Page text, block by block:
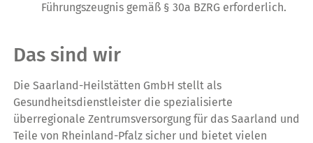
Führungszeugnis gemäß § 30a BZRG erforderlich.
Das sind wir
Die Saarland-Heilstätten GmbH stellt als
Gesundheitsdienstleister die spezialisierte
überregionale Zentrumsversorgung für das Saarland und
Teile von Rheinland-Pfalz sicher und bietet vielen